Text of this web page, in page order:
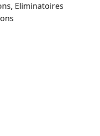
Eliminatoires